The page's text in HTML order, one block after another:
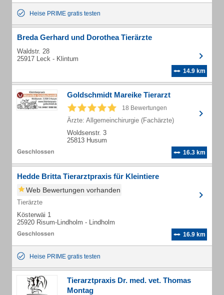
Heise PRIME gratis testen
Breda Gerhard und Dorothea Tierärzte
Waldstr. 28
25917 Leck - Klintum
14.9 km
Goldschmidt Mareike Tierarzt
18 Bewertungen
Ärzte: Allgemeinchirurgie (Fachärzte)
Woldsenstr. 3
25813 Husum
16.3 km
Hedde Britta Tierarztpraxis für Kleintiere
Web Bewertungen vorhanden
Tierärzte
Kösterwäi 1
25920 Risum-Lindholm - Lindholm
16.9 km
Heise PRIME gratis testen
Tierarztpraxis Dr. med. vet. Thomas
Montag